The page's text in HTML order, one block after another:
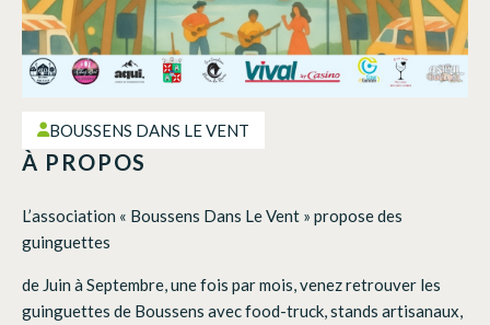
BOUSSENS DANS LE VENT
À PROPOS
L’association « Boussens Dans Le Vent » propose des
guinguettes
de Juin à Septembre, une fois par mois, venez retrouver les
guinguettes de Boussens avec food-truck, stands artisanaux,